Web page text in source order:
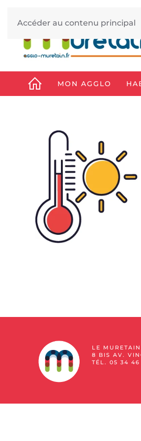
Accéder au contenu principal
MON AGGLO
LE
8 BIS AV.
TÉL. 05 34 46